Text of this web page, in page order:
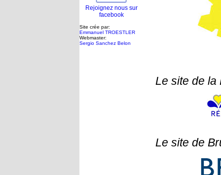
Rejoignez nous sur
facebook
Site crée par:
Emmanuel TROESTLER
Webmaster:
Sergio Sanchez Belon
Le site de la
Le site de